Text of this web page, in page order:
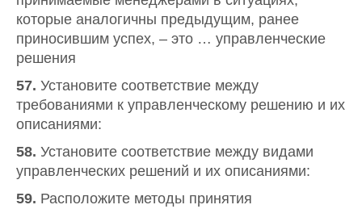
которые аналогичны предыдущим, ранее
приносившим успех, – это … управленческие
решения
57. Установите соответствие между
требованиями к управленческому решению и их
описаниями:
58. Установите соответствие между видами
управленческих решений и их описаниями:
59. Расположите методы принятия